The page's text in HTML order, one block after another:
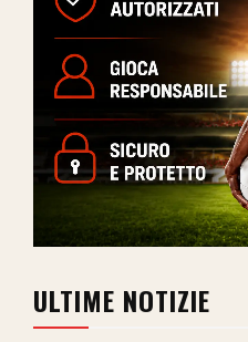
ULTIME NOTIZIE